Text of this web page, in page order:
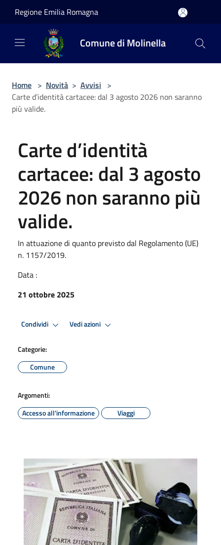
Regione Emilia Romagna
Comune di Molinella
Home > Novità > Avvisi >
Carte d’identità cartacee: dal 3 agosto 2026 non saranno
più valide.
Carte d’identità
cartacee: dal 3 agosto
2026 non saranno più
valide.
In attuazione di quanto previsto dal Regolamento (UE)
n. 1157/2019.
Data :
21 ottobre 2025
Condividi Vedi azioni
Categorie:
Comune
Argomenti:
Accesso all'informazione
Viaggi